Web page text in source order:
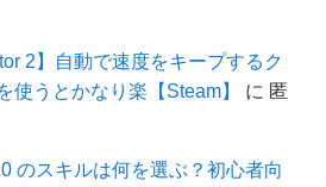
2】自動で速度をキープするク
使うとかなり楽【Steam】
に 匿
のスキルは何を選ぶ？初心者向